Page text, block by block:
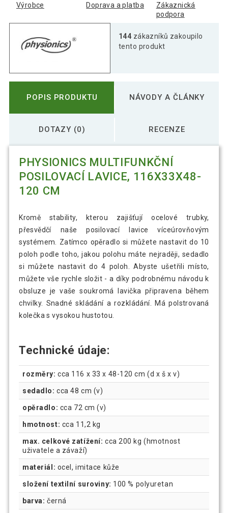
Výrobce Doprava a platba
Zákaznická
podpora
144 zákazníků zakoupilo
tento produkt
POPIS PRODUKTU NÁVODY A ČLÁNKY
DOTAZY (0) RECENZE
PHYSIONICS MULTIFUNKČNÍ
POSILOVACÍ LAVICE, 116X33X48-
120 CM
Kromě stability, kterou zajišťují ocelové trubky,
přesvědčí naše posilovací lavice víceúrovňovým
systémem. Zatímco opěradlo si můžete nastavit do 10
poloh podle toho, jakou polohu máte nejraději, sedadlo
si můžete nastavit do 4 poloh. Abyste ušetřili místo,
můžete vše rychle složit - a díky podrobnému návodu k
obsluze je vaše soukromá lavička připravena během
chvilky. Snadné skládání a rozkládání. Má polstrovaná
kolečka s vysokou hustotou.
Technické údaje:
rozměry: cca 116 x 33 x 48-120 cm (d x š x v)
sedadlo: cca 48 cm (v)
opěradlo: cca 72 cm (v)
hmotnost: cca 11,2 kg
max. celkové zatížení: cca 200 kg (hmotnost
uživatele a závaží)
materiál: ocel, imitace kůže
složení textilní suroviny: 100 % polyuretan
barva: černá